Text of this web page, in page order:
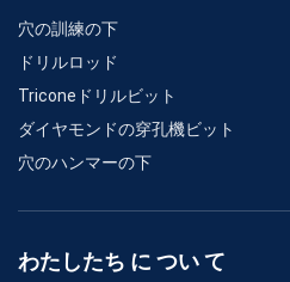
穴の訓練の下
ドリルロッド
Triconeドリルビット
ダイヤモンドの穿孔機ビット
穴のハンマーの下
わたしたち に つい て